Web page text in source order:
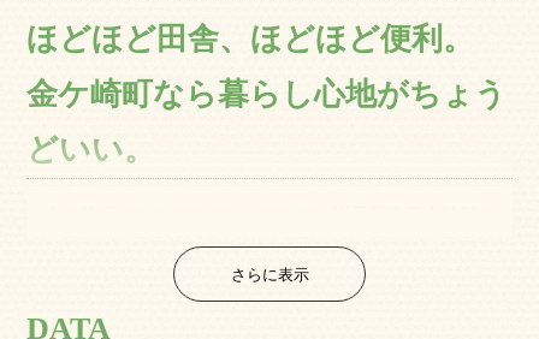
ほどほど田舎、ほどほど便利。
金ケ崎町なら暮らし心地がちょう
どいい。
位置し、北は北上市、南は奥州市と接している人口15,000
人ほどの小さな町です。
さらに表示
DATA